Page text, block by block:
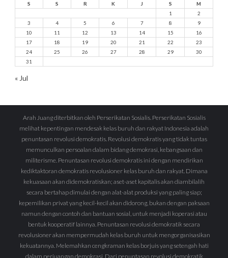
S S R K J S
M
1
2
3
4 5 6 7 8
9
10
11 12 13 14 15
16
17
18 19 20 21 22
23
24
25 26 27 28 29
30
31
« Jul
Arah Juang diterbitkan oleh Perserikatan Sosialis. Perserikatan Sosialis
melihat kepentingan mendesak kelas buruh dan rakyat Indonesia adalah
penuntasan revolusi demokratis. Revolusi demokratis yang tidak tuntas
memunculkan persoalan dalam bidang demokrasi, kebangsaan dan
militerisme. Penuntasan revolusi demokratis ini dengan mendirikan
kediktaktoran demokratis revolusioner kelas buruh dan rakyat. Dimana
kekuasaan akan didemokratiskan; aset-aset kapitalis akan diambilalih
secara bertahap dimulai dengan alat-alat produksi yang paling siap;
kepemilikan privat yang kecil-kecil akan didorong, bukan dengan paksaan
namun dengan contoh dan bantuan sosial, untuk menjadi koperasi atau
bentuk kooperatif lainnya. Penuntasan revolusi demokratik secara
revolusioner akan mempermudah kelas buruh untuk mengorganisasikan
kekuatannya. Melemahkan cengkraman kelas borjuis yang setengah hati
dalam perjuangan demokrasi. Dari penuntasan revolusi demokratik